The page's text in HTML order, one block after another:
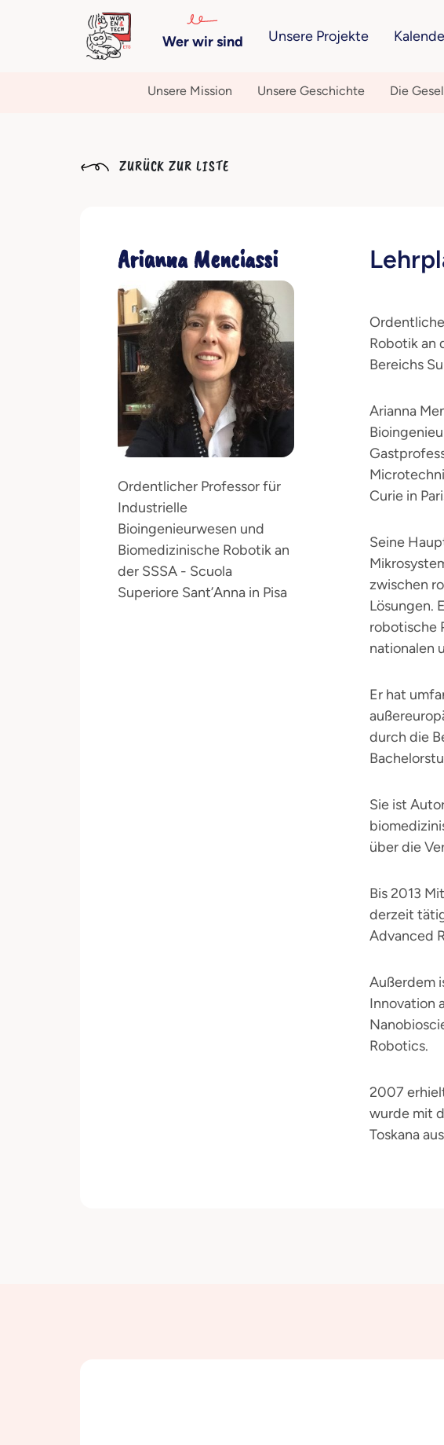
Wer wir sind Unsere Projekte
Unsere Mission Unsere Geschichte Die
ZURÜCK ZUR LISTE
Arianna Menciassi
Ordentlicher Professor für
Industrielle
Bioingenieurwesen und
Biomedizinische Robotik an
der SSSA - Scuola
Superiore Sant’Anna in Pisa
Robotik an
Bereichs
Arianna
Curie in
Seine
zwischen
Lösungen.
robotische
nationalen
Er hat
durch die
Sie ist
über die
Bis 2013
derzeit
Advanced
Außerdem
Innovation
Robotics.
2007
wurde mit
Toskana